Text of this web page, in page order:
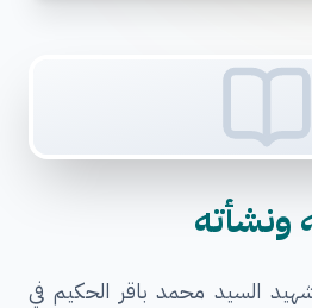
ونشأته
السيد محمد باقر الحكيم في